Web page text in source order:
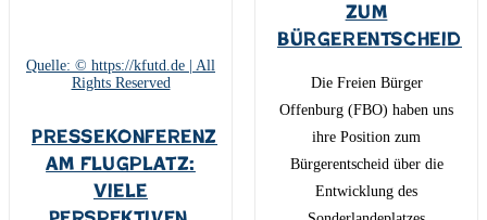
Quelle: © https://kfutd.de | All
Rights Reserved
Pressekonferenz
am Flugplatz:
Viele
zum
Bürgerentscheid
Die Freien Bürger
Offenburg (FBO) haben uns
ihre Position zum
Bürgerentscheid über die
Entwicklung des